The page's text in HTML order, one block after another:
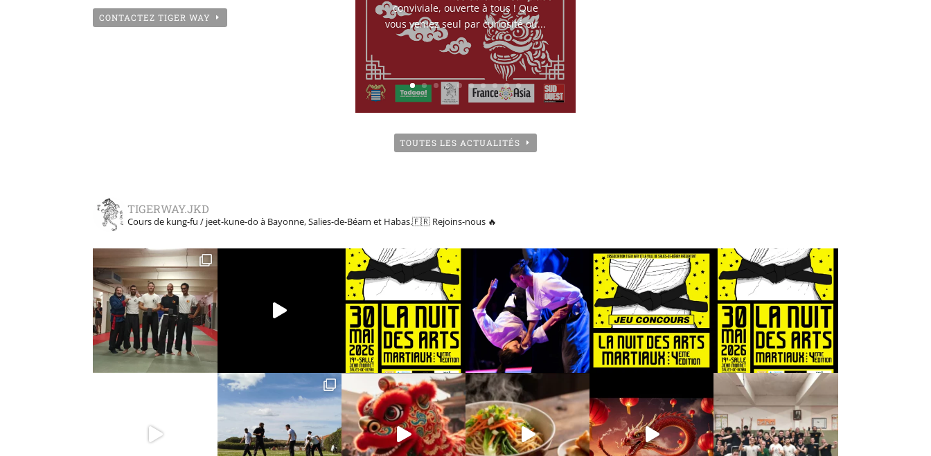
CONTACTEZ TIGER WAY
conviviale, ouverte à tous ! Que
vous veniez seul par curiosité ou...
TOUTES LES ACTUALITÉS
TIGERWAY.JKD
Cours de kung-fu / jeet-kune-do à Bayonne, Salies-de-Béarn et Habas.🇫🇷 Rejoins-nous 🔥